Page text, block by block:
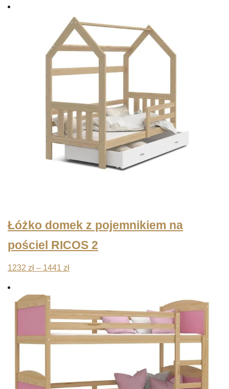
2200 zł
2499 zł
Łóżko domek z pojemnikiem na
pościel RICOS 2
1232 zł – 1441 złZakres
1232 zł
do
1441 zł